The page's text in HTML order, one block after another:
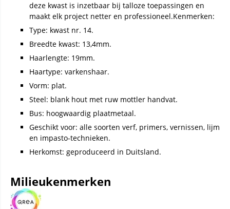
deze kwast is inzetbaar bij talloze toepassingen en
maakt elk project netter en professioneel.Kenmerken:
Type: kwast nr. 14.
Breedte kwast: 13,4mm.
Haarlengte: 19mm.
Haartype: varkenshaar.
Vorm: plat.
Steel: blank hout met ruw mottler handvat.
Bus: hoogwaardig plaatmetaal.
Geschikt voor: alle soorten verf, primers, vernissen, lijm
en impasto-technieken.
Herkomst: geproduceerd in Duitsland.
Milieukenmerken